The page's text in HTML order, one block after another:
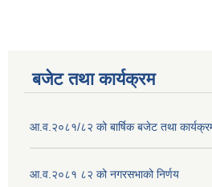
बजेट तथा कार्यक्रम
आ.व.२०८१/८२ को बार्षिक बजेट तथा
आ.व.२०८१ ८२ को नगरसभाको निर्णय